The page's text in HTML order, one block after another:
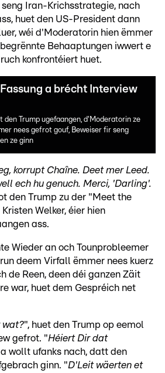
Iran-Krichsstrategie, nach
huet den US-President dann
wéi d'Moderatorin hien ëmmer
Behaaptungen iwwert e
konfrontéiert huet.
a brécht Interview
den Trump ugefaangen, d'Moderatorin ze
nees gefrot gouf, Beweiser fir seng
ze ginn
korrupt Chaîne. Deet mer Leed.
ech hu genuch. Merci, 'Darling'.
den Trump zu der "Meet the
Welker, éier hien
ass.
Wieder an och Tounprobleemer
deem Virfall ëmmer nees kuerz
de Reen, deen déi ganzen Zäit
war, huet dem Gespréich net
wat?", huet den Trump op eemol
gefrot. "Héiert Dir dat
a wollt ufanks nach, datt den
ginn. "D'Leit wäerten et